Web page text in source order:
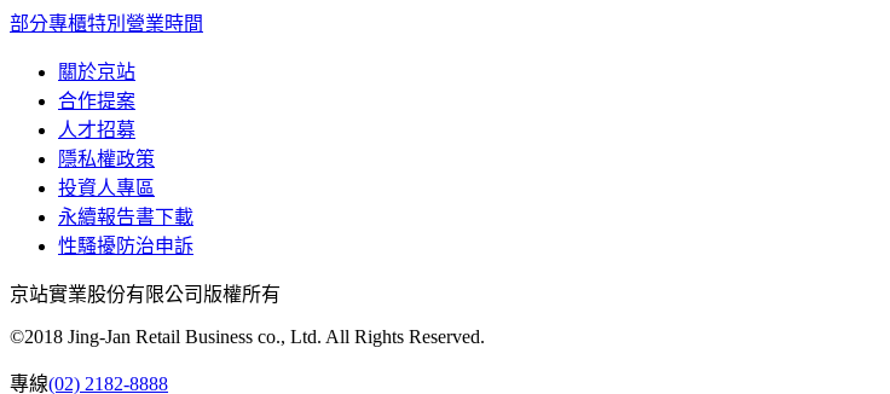
部分專櫃特別營業時間
關於京站
合作提案
人才招募
隱私權政策
投資人專區
永續報告書下載
性騷擾防治申訴
京站實業股份有限公司版權所有
©2018 Jing-Jan Retail Business co., Ltd. All Rights Reserved.
專線(02) 2182-8888